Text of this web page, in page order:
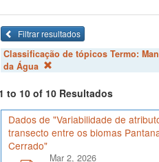
Filtrar resultados
Classificação de tópicos Termo:
da Água
to 10 of 10 Resultados
Dados de "Variabilidade de
transecto entre os biomas
Cerrado"
Mar 2, 2026